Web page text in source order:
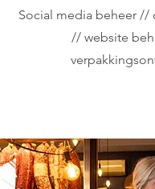
Social media beheer //
// website